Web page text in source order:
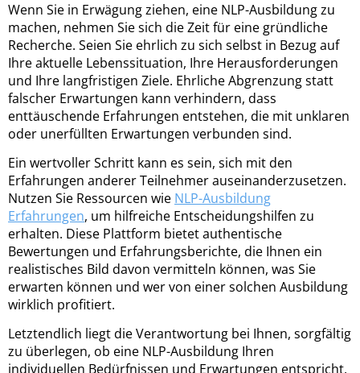
Wenn Sie in Erwägung ziehen, eine NLP-Ausbildung zu
machen, nehmen Sie sich die Zeit für eine gründliche
Recherche. Seien Sie ehrlich zu sich selbst in Bezug auf
Ihre aktuelle Lebenssituation, Ihre Herausforderungen
und Ihre langfristigen Ziele. Ehrliche Abgrenzung statt
falscher Erwartungen kann verhindern, dass
enttäuschende Erfahrungen entstehen, die mit unklaren
oder unerfüllten Erwartungen verbunden sind.
Ein wertvoller Schritt kann es sein, sich mit den
Erfahrungen anderer Teilnehmer auseinanderzusetzen.
Nutzen Sie Ressourcen wie NLP-Ausbildung
Erfahrungen, um hilfreiche Entscheidungshilfen zu
erhalten. Diese Plattform bietet authentische
Bewertungen und Erfahrungsberichte, die Ihnen ein
realistisches Bild davon vermitteln können, was Sie
erwarten können und wer von einer solchen Ausbildung
wirklich profitiert.
Letztendlich liegt die Verantwortung bei Ihnen, sorgfältig
zu überlegen, ob eine NLP-Ausbildung Ihren
individuellen Bedürfnissen und Erwartungen entspricht.